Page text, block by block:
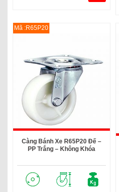
Mã :R65P20
Càng Bánh Xe R65P20 Đế –
PP Trắng – Không Khóa